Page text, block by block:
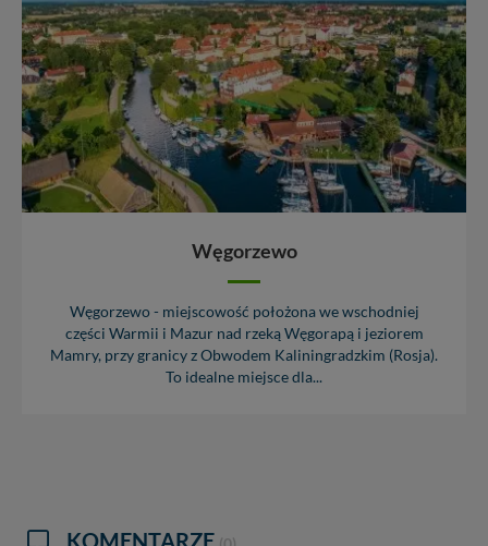
Węgorzewo
Węgorzewo - miejscowość położona we wschodniej
części Warmii i Mazur nad rzeką Węgorapą i jeziorem
Mamry, przy granicy z Obwodem Kaliningradzkim (Rosja).
To idealne miejsce dla...
KOMENTARZE